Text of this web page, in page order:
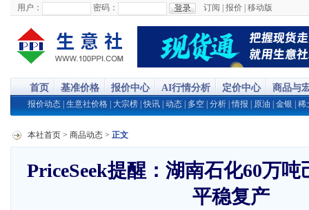
用户： 密码： 订阅 报价 移动版
首页 基准价格 报价中心 AI行情分析 定价中心 商品与
报价动态 生意社价格 大宗榜 |快讯 动态 多空 分析 |情报 原油 金银 稀
本社首页 > 商品动态 > 正文
PriceSeek提醒：湖南石化60万
平稳复产